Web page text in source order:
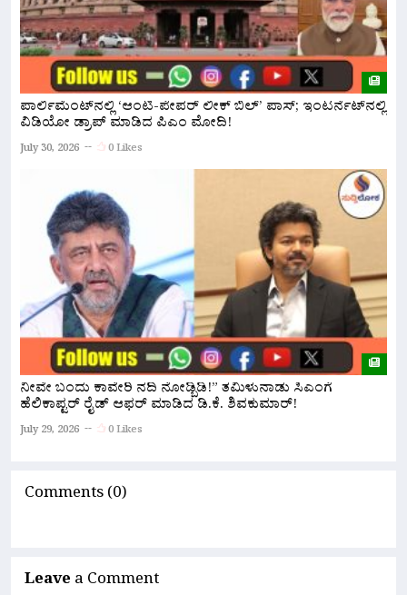
ಪಾರ್ಲಿಮೆಂಟ್‌ನಲ್ಲಿ ‘ಆಂಟಿ-ಪೇಪರ್ ಲೀಕ್ ಬಿಲ್’ ಪಾಸ್; ಇಂಟರ್ನೆಟ್‌ನಲ್ಲಿ
ವಿಡಿಯೋ ಡ್ರಾಪ್ ಮಾಡಿದ ಪಿಎಂ ಮೋದಿ!
July 30, 2026 0 Likes
ನೀವೇ ಬಂದು ಕಾವೇರಿ ನದಿ ನೋಡ್ಬಿಡಿ!” ತಮಿಳುನಾಡು ಸಿಎಂಗೆ
ಹೆಲಿಕಾಪ್ಟರ್ ರೈಡ್ ಆಫರ್ ಮಾಡಿದ ಡಿ.ಕೆ. ಶಿವಕುಮಾರ್!
July 29, 2026 0 Likes
Comments (0)
Leave a Comment